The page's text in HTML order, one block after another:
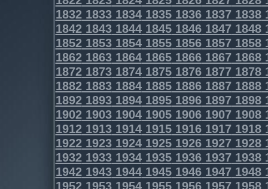
1832183318341835183618371838
1842184318441845184618471848
1852185318541855185618571858
1862186318641865186618671868
1872187318741875187618771878
1882188318841885188618871888
1892189318941895189618971898
1902190319041905190619071908
1912191319141915191619171918
1922192319241925192619271928
1932193319341935193619371938
1942194319441945194619471948
1952195319541955195619571958